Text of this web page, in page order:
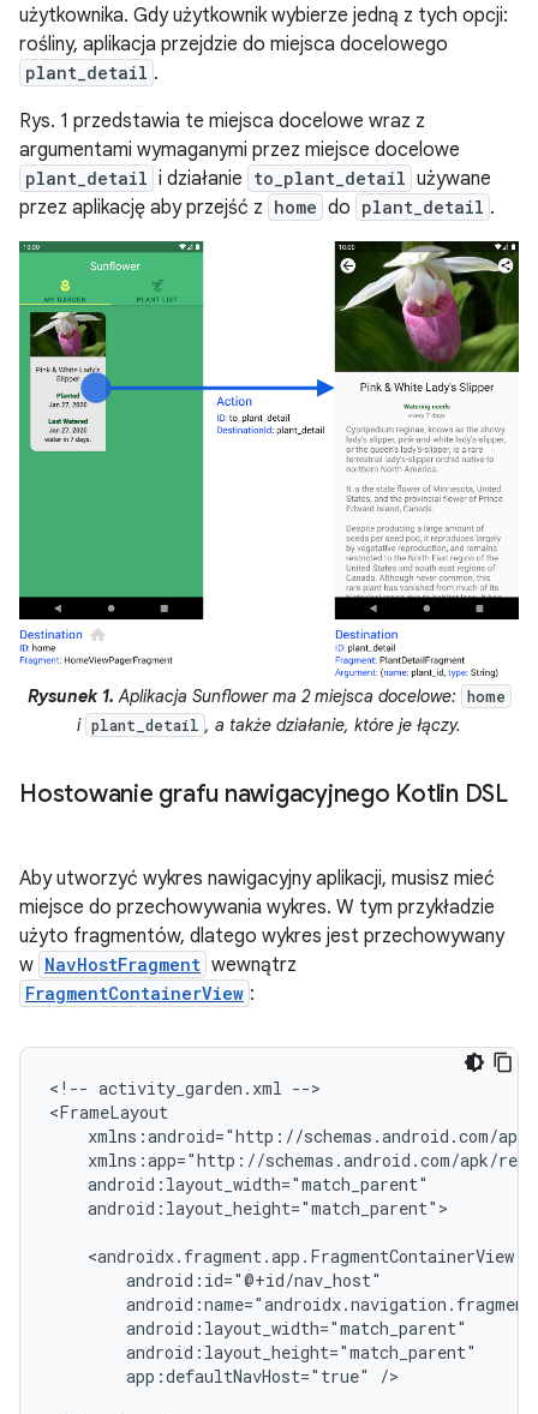
użytkownika. Gdy użytkownik wybierze jedną z tych opcji:
rośliny, aplikacja przejdzie do miejsca docelowego
plant_detail .
Rys. 1 przedstawia te miejsca docelowe wraz z
argumentami wymaganymi przez miejsce docelowe
plant_detail i działanie to_plant_detail używane
przez aplikację aby przejść z home do plant_detail .
Rysunek 1. Aplikacja Sunflower ma 2 miejsca docelowe: home
i plant_detail , a także działanie, które je łączy.
Hostowanie grafu nawigacyjnego Kotlin DSL
Aby utworzyć wykres nawigacyjny aplikacji, musisz mieć
miejsce do przechowywania wykres. W tym przykładzie
użyto fragmentów, dlatego wykres jest przechowywany
w NavHostFragment wewnątrz
FragmentContainerView :
<!-- activity_garden.xml -->
android:layout_height="match_parent">
app:defaultNavHost="true"
/>